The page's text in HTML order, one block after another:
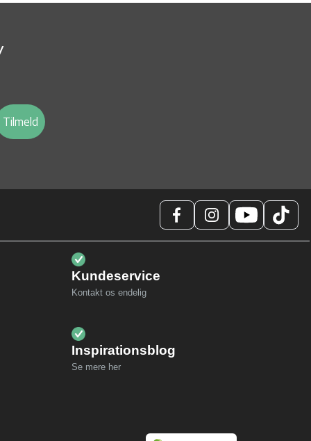
Tilmeld
Kundeservice
Kontakt os endelig
Inspirationsblog
Se mere her